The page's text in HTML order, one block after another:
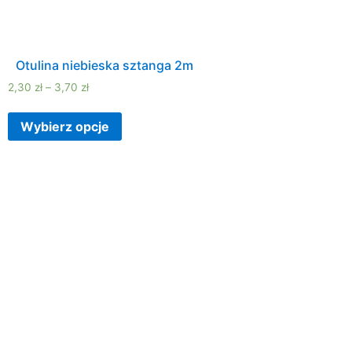
Otulina niebieska sztanga 2m
2,30 zł – 3,70 zł
Wybierz opcje